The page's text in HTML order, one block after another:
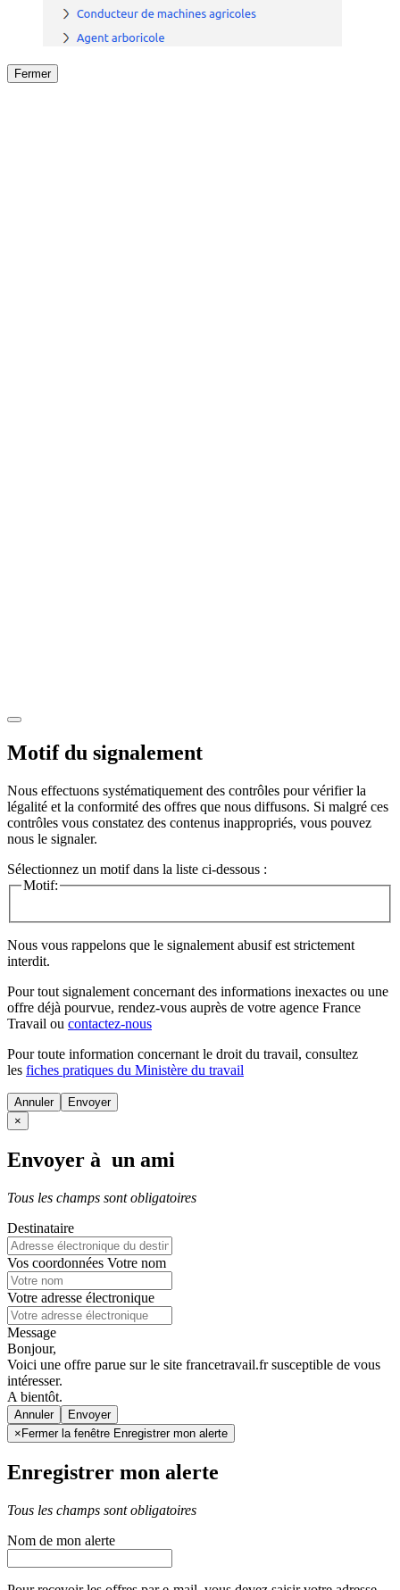
Fermer
Motif du signalement
Nous effectuons systématiquement des contrôles pour vérifier la
légalité et la conformité des offres que nous diffusons. Si malgré ces
contrôles vous constatez des contenus inappropriés, vous pouvez
nous le signaler.
Sélectionnez un motif dans la liste ci-dessous :
Motif:
Nous vous rappelons que le signalement abusif est strictement
interdit.
Pour tout signalement concernant des informations inexactes ou une
offre déjà pourvue, rendez-vous auprès de votre agence France
Travail ou contactez-nous
Pour toute information concernant le droit du travail, consultez
les fiches pratiques du Ministère du travail
Annuler
×
Envoyer à un ami
Tous les champs sont obligatoires
Destinataire
Vos coordonnées Votre nom
Votre adresse électronique
Message
Bonjour,
Voici une offre parue sur le site francetravail.fr susceptible de vous
intéresser.
A bientôt.
Annuler
× Fermer la fenêtre Enregistrer mon alerte
Enregistrer mon alerte
Tous les champs sont obligatoires
Nom de mon alerte